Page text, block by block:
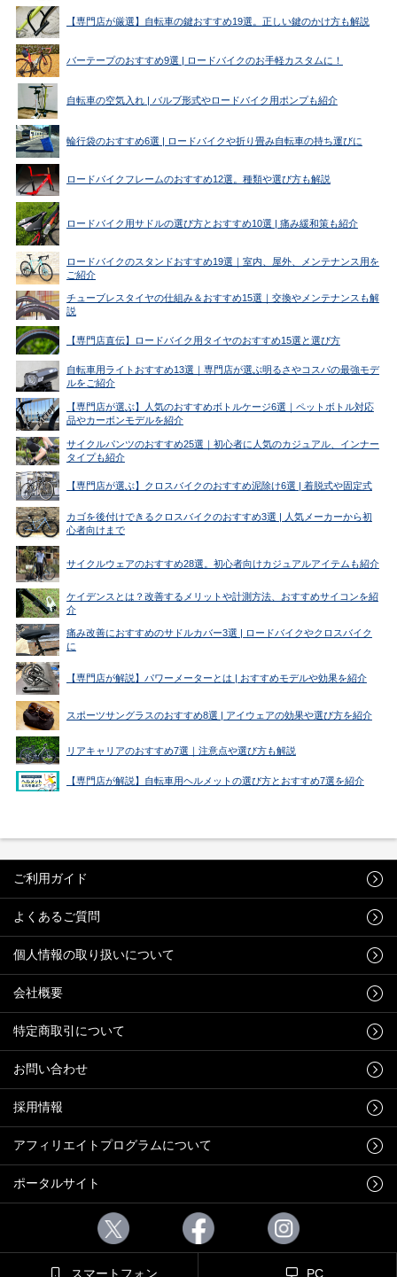
【専門店が厳選】自転車の鍵おすすめ19選。正しい鍵のかけ方も解説
バーテープのおすすめ9選 | ロードバイクのお手軽カスタムに！
自転車の空気入れ | バルブ形式やロードバイク用ポンプも紹介
輪行袋のおすすめ6選 | ロードバイクや折り畳み自転車の持ち運びに
ロードバイクフレームのおすすめ12選。種類や選び方も解説
ロードバイク用サドルの選び方とおすすめ10選 | 痛み緩和策も紹介
ロードバイクのスタンドおすすめ19選｜室内、屋外、メンテナンス用を
ご紹介
チューブレスタイヤの仕組み＆おすすめ15選｜交換やメンテナンスも解
説
【専門店直伝】ロードバイク用タイヤのおすすめ15選と選び方
自転車用ライトおすすめ13選｜専門店が選ぶ明るさやコスパの最強モデ
ルをご紹介
【専門店が選ぶ】人気のおすすめボトルケージ6選｜ペットボトル対応
品やカーボンモデルを紹介
サイクルパンツのおすすめ25選｜初心者に人気のカジュアル、インナー
タイプも紹介
【専門店が選ぶ】クロスバイクのおすすめ泥除け6選 | 着脱式や固定式
カゴを後付けできるクロスバイクのおすすめ3選 | 人気メーカーから初
心者向けまで
サイクルウェアのおすすめ28選。初心者向けカジュアルアイテムも紹介
ケイデンスとは？改善するメリットや計測方法、おすすめサイコンを紹
介
痛み改善におすすめのサドルカバー3選 | ロードバイクやクロスバイク
に
【専門店が解説】パワーメーターとは | おすすめモデルや効果を紹介
スポーツサングラスのおすすめ8選 | アイウェアの効果や選び方を紹介
リアキャリアのおすすめ7選｜注意点や選び方も解説
【専門店が解説】自転車用ヘルメットの選び方とおすすめ7選を紹介
ご利用ガイド
よくあるご質問
個人情報の取り扱いについて
会社概要
特定商取引について
お問い合わせ
採用情報
アフィリエイトプログラムについて
ポータルサイト
スマートフォン PC